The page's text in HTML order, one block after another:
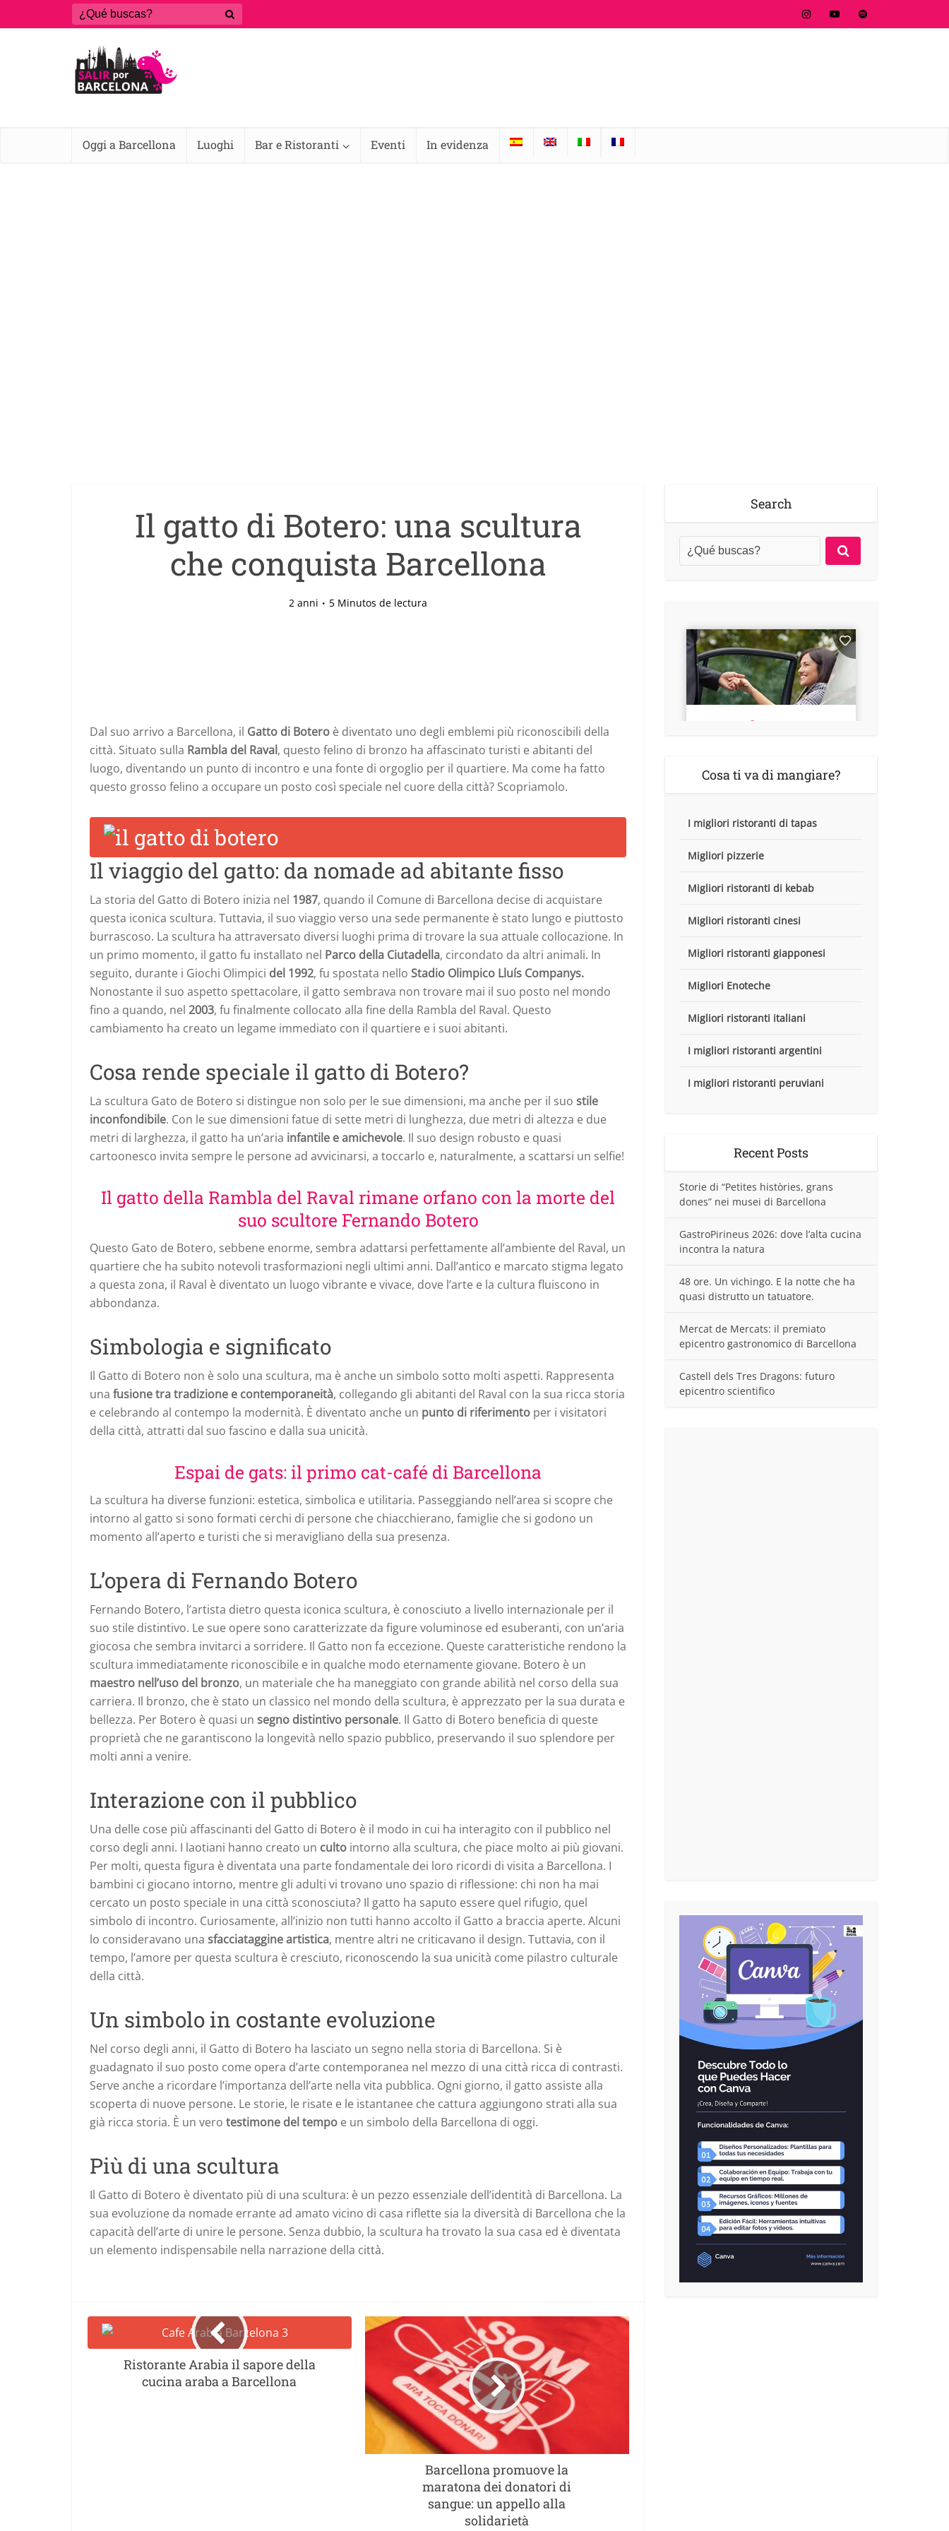
Oggi a Barcellona Luoghi Bar e Ristoranti Eventi In evidenza
Il gatto di Botero: una scultura
che conquista Barcellona
2 anni 5 Minutos de lectura
Dal suo arrivo a Barcellona, il Gatto di Botero è diventato uno degli emblemi più riconoscibili della
città. Situato sulla Rambla del Raval, questo felino di bronzo ha affascinato turisti e abitanti del
luogo, diventando un punto di incontro e una fonte di orgoglio per il quartiere. Ma come ha fatto
questo grosso felino a occupare un posto così speciale nel cuore della città? Scopriamolo.
Il viaggio del gatto: da nomade ad abitante fisso
La storia del Gatto di Botero inizia nel 1987, quando il Comune di Barcellona decise di acquistare
questa iconica scultura. Tuttavia, il suo viaggio verso una sede permanente è stato lungo e piuttosto
burrascoso. La scultura ha attraversato diversi luoghi prima di trovare la sua attuale collocazione. In
un primo momento, il gatto fu installato nel Parco della Ciutadella, circondato da altri animali. In
seguito, durante i Giochi Olimpici del 1992, fu spostata nello Stadio Olimpico Lluís Companys.
Nonostante il suo aspetto spettacolare, il gatto sembrava non trovare mai il suo posto nel mondo
fino a quando, nel 2003, fu finalmente collocato alla fine della Rambla del Raval. Questo
cambiamento ha creato un legame immediato con il quartiere e i suoi abitanti.
Cosa rende speciale il gatto di Botero?
La scultura Gato de Botero si distingue non solo per le sue dimensioni, ma anche per il suo stile
inconfondibile. Con le sue dimensioni fatue di sette metri di lunghezza, due metri di altezza e due
metri di larghezza, il gatto ha un’aria infantile e amichevole. Il suo design robusto e quasi
cartoonesco invita sempre le persone ad avvicinarsi, a toccarlo e, naturalmente, a scattarsi un selfie!
Il gatto della Rambla del Raval rimane orfano con la morte del
suo scultore Fernando Botero
Questo Gato de Botero, sebbene enorme, sembra adattarsi perfettamente all’ambiente del Raval, un
quartiere che ha subito notevoli trasformazioni negli ultimi anni. Dall’antico e marcato stigma legato
a questa zona, il Raval è diventato un luogo vibrante e vivace, dove l’arte e la cultura fluiscono in
abbondanza.
Simbologia e significato
Il Gatto di Botero non è solo una scultura, ma è anche un simbolo sotto molti aspetti. Rappresenta
una fusione tra tradizione e contemporaneità, collegando gli abitanti del Raval con la sua ricca storia
e celebrando al contempo la modernità. È diventato anche un punto di riferimento per i visitatori
della città, attratti dal suo fascino e dalla sua unicità.
Espai de gats: il primo cat-café di Barcellona
La scultura ha diverse funzioni: estetica, simbolica e utilitaria. Passeggiando nell’area si scopre che
intorno al gatto si sono formati cerchi di persone che chiacchierano, famiglie che si godono un
momento all’aperto e turisti che si meravigliano della sua presenza.
L’opera di Fernando Botero
Fernando Botero, l’artista dietro questa iconica scultura, è conosciuto a livello internazionale per il
suo stile distintivo. Le sue opere sono caratterizzate da figure voluminose ed esuberanti, con un’aria
giocosa che sembra invitarci a sorridere. Il Gatto non fa eccezione. Queste caratteristiche rendono la
scultura immediatamente riconoscibile e in qualche modo eternamente giovane. Botero è un
maestro nell’uso del bronzo, un materiale che ha maneggiato con grande abilità nel corso della sua
carriera. Il bronzo, che è stato un classico nel mondo della scultura, è apprezzato per la sua durata e
bellezza. Per Botero è quasi un segno distintivo personale. Il Gatto di Botero beneficia di queste
proprietà che ne garantiscono la longevità nello spazio pubblico, preservando il suo splendore per
molti anni a venire.
Interazione con il pubblico
Una delle cose più affascinanti del Gatto di Botero è il modo in cui ha interagito con il pubblico nel
corso degli anni. I laotiani hanno creato un culto intorno alla scultura, che piace molto ai più giovani.
Per molti, questa figura è diventata una parte fondamentale dei loro ricordi di visita a Barcellona. I
bambini ci giocano intorno, mentre gli adulti vi trovano uno spazio di riflessione: chi non ha mai
cercato un posto speciale in una città sconosciuta? Il gatto ha saputo essere quel rifugio, quel
simbolo di incontro. Curiosamente, all’inizio non tutti hanno accolto il Gatto a braccia aperte. Alcuni
lo consideravano una sfacciataggine artistica, mentre altri ne criticavano il design. Tuttavia, con il
tempo, l’amore per questa scultura è cresciuto, riconoscendo la sua unicità come pilastro culturale
della città.
Un simbolo in costante evoluzione
Nel corso degli anni, il Gatto di Botero ha lasciato un segno nella storia di Barcellona. Si è
guadagnato il suo posto come opera d’arte contemporanea nel mezzo di una città ricca di contrasti.
Serve anche a ricordare l’importanza dell’arte nella vita pubblica. Ogni giorno, il gatto assiste alla
scoperta di nuove persone. Le storie, le risate e le istantanee che cattura aggiungono strati alla sua
già ricca storia. È un vero testimone del tempo e un simbolo della Barcellona di oggi.
Più di una scultura
Il Gatto di Botero è diventato più di una scultura: è un pezzo essenziale dell’identità di Barcellona. La
sua evoluzione da nomade errante ad amato vicino di casa riflette sia la diversità di Barcellona che la
capacità dell’arte di unire le persone. Senza dubbio, la scultura ha trovato la sua casa ed è diventata
un elemento indispensabile nella narrazione della città.
Ristorante Arabia il sapore della
cucina araba a Barcellona
Barcellona promuove la
maratona dei donatori di
sangue: un appello alla
solidarietà
Search
Cosa ti va di mangiare?
I migliori ristoranti di tapas
Migliori pizzerie
Migliori ristoranti di kebab
Migliori ristoranti cinesi
Migliori ristoranti giapponesi
Migliori Enoteche
Migliori ristoranti italiani
I migliori ristoranti argentini
I migliori ristoranti peruviani
Recent Posts
Storie di “Petites històries, grans
dones” nei musei di Barcellona
GastroPirineus 2026: dove l’alta cucina
incontra la natura
48 ore. Un vichingo. E la notte che ha
quasi distrutto un tatuatore.
Mercat de Mercats: il premiato
epicentro gastronomico di Barcellona
Castell dels Tres Dragons: futuro
epicentro scientifico